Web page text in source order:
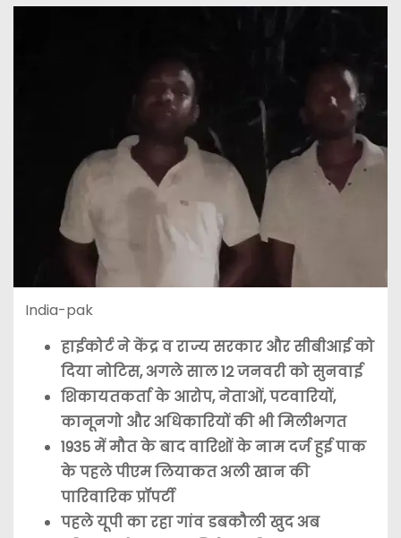
India-pak
हाईकोर्ट ने केंद्र व राज्य सरकार और सीबीआई को
दिया नोटिस, अगले साल 12 जनवरी को सुनवाई
शिकायतकर्ता के आरोप, नेताओं, पटवारियों,
कानूनगो और अधिकारियों की भी मिलीभगत
1935 में मौत के बाद वारिशों के नाम दर्ज हुई पाक
के पहले पीएम लियाकत अली खान की
पारिवारिक प्रॉपर्टी
पहले यूपी का रहा गांव डबकौली खुद अब